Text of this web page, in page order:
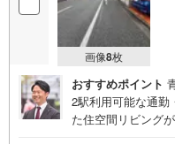
画像8枚
おすすめポイント
2駅利用可能な通勤
た住空間リビング